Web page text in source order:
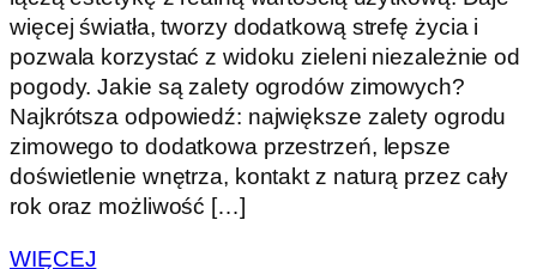
więcej światła, tworzy dodatkową strefę życia i
pozwala korzystać z widoku zieleni niezależnie od
pogody. Jakie są zalety ogrodów zimowych?
Najkrótsza odpowiedź: największe zalety ogrodu
zimowego to dodatkowa przestrzeń, lepsze
doświetlenie wnętrza, kontakt z naturą przez cały
rok oraz możliwość […]
WIĘCEJ